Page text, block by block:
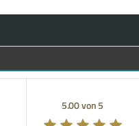
5.00 von 5